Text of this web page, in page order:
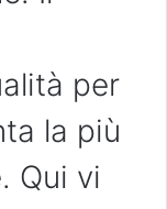
per
la più
Qui vi